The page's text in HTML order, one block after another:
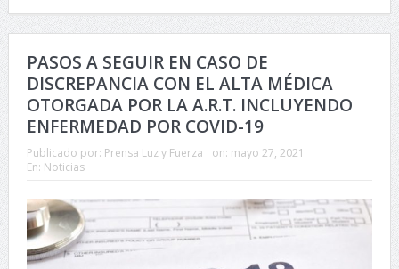
PASOS A SEGUIR EN CASO DE
DISCREPANCIA CON EL ALTA MÉDICA
OTORGADA POR LA A.R.T. INCLUYENDO
ENFERMEDAD POR COVID-19
Publicado por: Prensa Luz y Fuerza on: mayo 27, 2021
En: Noticias